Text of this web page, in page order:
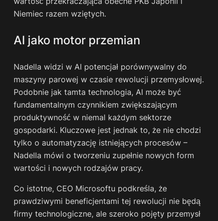
Niemiec razem wziętych.
AI jako motor przemian
Nadella widzi w AI potencjał porównywalny do
maszyny parowej w czasie rewolucji przemysłowej.
Podobnie jak tamta technologia, AI może być
fundamentalnym czynnikiem zwiększającym
produktywność w niemal każdym sektorze
gospodarki. Kluczowe jest jednak to, że nie chodzi
tylko o automatyzację istniejących procesów –
Nadella mówi o tworzeniu zupełnie nowych form
wartości i nowych rodzajów pracy.
Co istotne, CEO Microsoftu podkreśla, że
prawdziwymi beneficjentami tej rewolucji nie będą
firmy technologiczne, ale szeroko pojęty przemysł